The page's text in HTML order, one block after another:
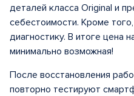
деталей класса Original и
себестоимости. Кроме
диагностику. В итоге цена
минимально возможная!
После восстановления
повторно тестируют